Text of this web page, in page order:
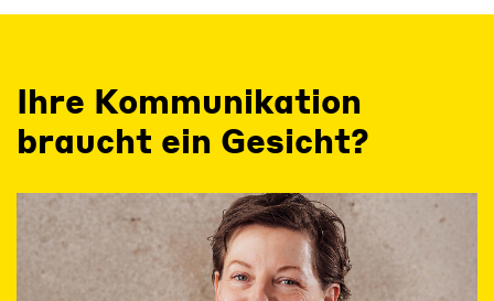
Ihre Kommunikation
braucht ein Gesicht?